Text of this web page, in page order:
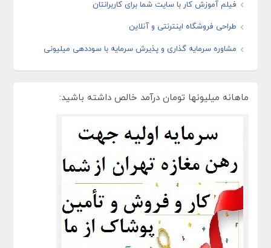
فیلم آموزش کار با سایت شما برای کاربرانتان
طراحی فروشگاه اینترنتی و آنلاین
مشاوره سرمایه گذاری و پذیرش سرمایه با سوددهی میلیونی
ماهانه میلیونها تومان درآمد خالص داشته باشید: